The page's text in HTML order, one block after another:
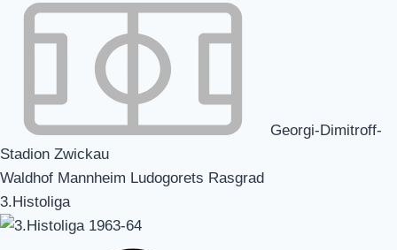
Georgi-Dimitroff-
Stadion Zwickau
Waldhof Mannheim Ludogorets Rasgrad
3.Histoliga